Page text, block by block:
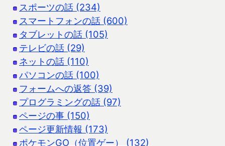
スポーツの話 (234)
スマートフォンの話 (600)
タブレットの話 (105)
テレビの話 (29)
ネットの話 (110)
パソコンの話 (100)
フォームへの返答 (39)
プログラミングの話 (97)
ページの事 (150)
ページ更新情報 (173)
ポケモンGO（位置ゲー） (132)